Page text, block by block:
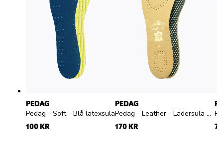
PEDAG
Pedag - Soft - Blå latexsula
100 KR
PEDAG
Pedag - Leather - Lädersula med aktivt kol
170 KR